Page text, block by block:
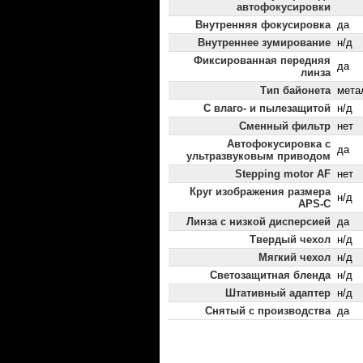
автофокусировки
Внутренняя фокусировка да
Внутреннее зумирование н/д
Фиксированная передняя
линза
да
Тип байонета
С влаго- и пылезащитой н/д
Сменный фильтр нет
Автофокусировка с
ультразвуковым приводом
да
Stepping motor AF нет
Круг изображения размера
APS-C
н/д
Линза с низкой дисперсией да
Твердый чехол н/д
Мягкий чехол н/д
Светозащитная бленда н/д
Штативный адаптер н/д
Снятый с производства да